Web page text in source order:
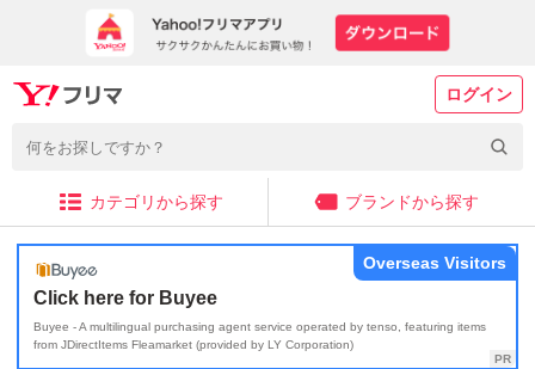
ログイン
カテゴリから探す ブランドから探す
Click here for Buyee
Buyee - A multilingual purchasing agent service operated by tenso, featuring items
from JDirectItems Fleamarket (provided by LY Corporation)
Overseas Visitors